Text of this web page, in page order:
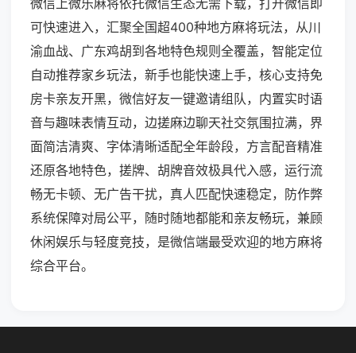
微信上微乐麻将依托微信生态无需下载，打开微信即
可快速进入，汇聚全国超400种地方麻将玩法，从川
渝血战、广东鸡胡到各地特色规则全覆盖，智能定位
自动推荐家乡玩法，新手也能快速上手，核心支持免
房卡亲友开黑，微信好友一键邀请组队，内置实时语
音与趣味表情互动，边搓麻边聊天社交氛围拉满，界
面简洁清爽、字体清晰适配全年龄段，方言配音精准
还原各地特色，搓牌、胡牌音效极具代入感，运行流
畅无卡顿、无广告干扰，真人匹配快速稳定，防作弊
系统保障对局公平，随时随地都能和亲友畅玩，兼顾
休闲娱乐与轻度竞技，是微信端最受欢迎的地方麻将
综合平台。